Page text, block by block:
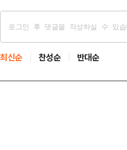
최신순 찬성순 반대순